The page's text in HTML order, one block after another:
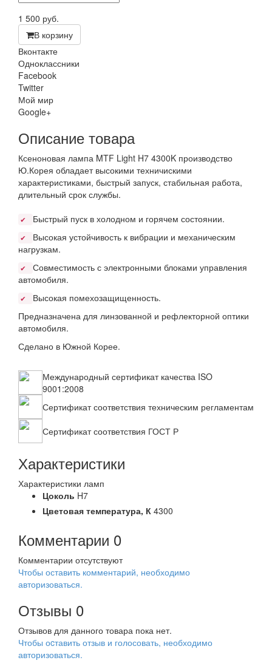
1 500 руб.
В корзину
Вконтакте
Одноклассники
Facebook
Twitter
Мой мир
Google+
Описание товара
Ксеноновая лампа MTF Light H7 4300K производство
Ю.Корея обладает высокими техничискими
характеристиками, быстрый запуск, стабильная работа,
длительный срок службы.
✔ Быстрый пуск в холодном и горячем состоянии.
✔
Высокая устойчивость к вибрации и механическим
нагрузкам.
✔
Совместимость с электронными блоками управления
автомобиля.
✔
Высокая помехозащищенность.
Предназначена для линзованной и рефлекторной оптики
автомобиля.
Сделано в Южной Корее.
Международный сертификат качества ISO
9001:2008
Сертификат соответствия техническим регламентам
Сертификат соответствия ГОСТ Р
Характеристики
Характеристики ламп
Цоколь H7
Цветовая температура, К 4300
Комментарии 0
Комментарии отсутствуют
Чтобы оставить комментарий, необходимо
авторизоваться.
Отзывы 0
Отзывов для данного товара пока нет.
Чтобы оcтавить отзыв и голосовать, необходимо
авторизоваться.